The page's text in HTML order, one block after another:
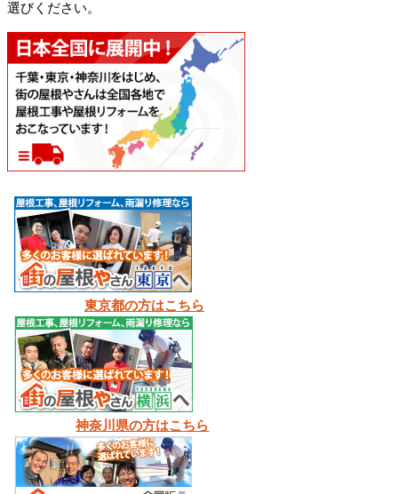
選びください。
東京都の方はこちら
神奈川県の方はこちら